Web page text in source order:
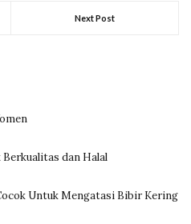
Next Post
dan Halal
Untuk Mengatasi Bibir Kering